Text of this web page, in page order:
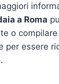
a Roma
o
per essere